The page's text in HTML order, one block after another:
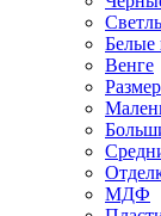
Белые
Венге
Размер
МДФ